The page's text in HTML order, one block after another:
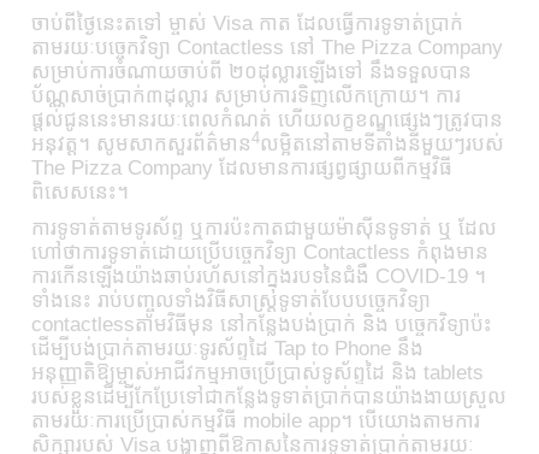
ចាប់ពីថ្ងៃនេះតទៅ ម្ចាស់ Visa កាត ដែលធ្វើការទូទាត់ប្រាក់
តាមរយៈបច្ចេកវិទ្យា Contactless នៅ The Pizza Company
សម្រាប់ការចំណាយចាប់ពី ២០ដុល្លារឡើងទៅ នឹងទទួលបាន
ប័ណ្ណសាច់ប្រាក់៣ដុល្លារ សម្រាប់ការទិញលើកក្រោយ។ ការ
ផ្តល់ជូននេះមានរយៈពេលកំណត់ ហើយលក្ខខណ្ឌផ្សេងៗត្រូវបាន
អនុវត្ត។​ សូមសាកសួរព័ត៌មាន4លម្អិតនៅតាមទីតាំងនីមួយៗរបស់
The Pizza Company ដែលមានការផ្សព្វផ្សាយពីកម្មវិធី
ពិសេសនេះ។
ការទូទាត់តាមទូរស័ព្ទ ឬការប៉ះកាតជាមួយម៉ាស៊ីនទូទាត់ ឬ ដែល
ហៅថាការទូទាត់ដោយប្រើបច្ចេកវិទ្យា Contactless កំពុងមាន
ការកើនឡើងយ៉ាងឆាប់រហ័សនៅក្នុងរបទនៃជំងឺ COVID-19 ។
ទាំងនេះ រាប់បញ្ចូលទាំងវិធីសាស្រ្តទូទាត់បែបបច្ចេកវិទ្យា
contactlessតាមវិធីមុន នៅកន្លែងបង់ប្រាក់ និង​ បច្ចេកវិទ្យាប៉ះ
ដើម្បីបង់ប្រាក់តាមរយៈទូរស័ព្ទដៃ Tap to Phone នឹង
អនុញ្ញាតិឱ្យម្ចាស់អាជីវកម្មអាចប្រើប្រាស់ទូស័ព្ទដៃ និង tablets
របស់ខ្លួនដើម្បីកែប្រែទៅជាកន្លែងទូទាត់ប្រាក់បានយ៉ាងងាយស្រួល
តាមរយៈការប្រើប្រាស់កម្មវិធី mobile app។​ បើយោងតាមការ
សិក្សារបស់ Visa បង្ហាញពីឱកាសនៃការទូទាត់ប្រាក់តាមរយៈ